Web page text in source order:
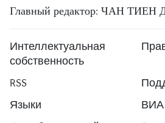
Главный редактор: ЧАН ТИЕН
Интеллектуальная
собственность
RSS
Языки
ВИА